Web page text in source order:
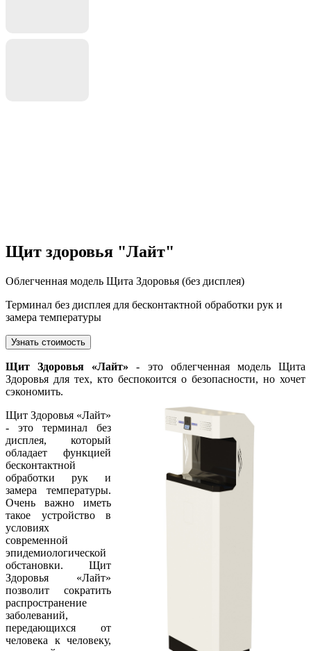
Щит здоровья "Лайт"
Облегченная модель Щита Здоровья (без дисплея)
Терминал без дисплея для бесконтактной обработки рук и
замера температуры
Узнать стоимость
Щит Здоровья «Лайт» - это облегченная модель Щита
Здоровья для тех, кто беспокоится о безопасности, но хочет
сэкономить.
Щит Здоровья «Лайт»
- это терминал без
дисплея, который
обладает функцией
бесконтактной
обработки рук и
замера температуры.
Очень важно иметь
такое устройство в
условиях
современной
эпидемиологической
обстановки. Щит
Здоровья «Лайт»
позволит сократить
распространение
заболеваний,
передающихся от
человека к человеку,